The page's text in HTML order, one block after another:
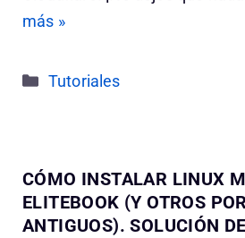
más »
Categorías
Tutoriales
CÓMO INSTALAR LINUX
ELITEBOOK (Y OTROS
ANTIGUOS). SOLUCIÓN